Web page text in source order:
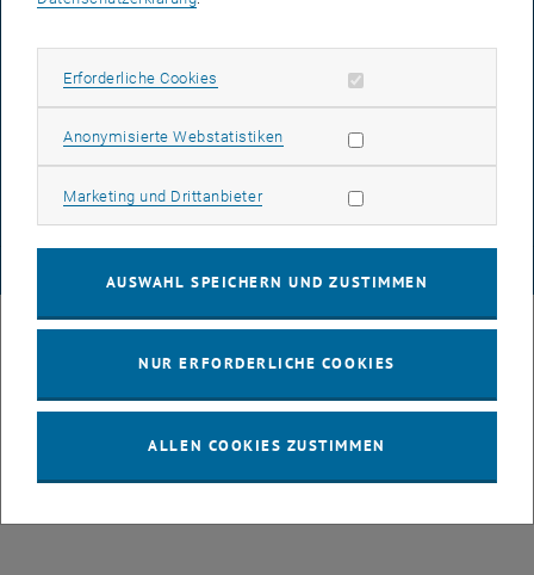
COOKIEEINSTELLUNGEN
Erforderliche Cookies Erforderliche Cookies zulassen
Anonymisierte WebstatistikenStatistik Cookies zulassen
Marketing und DrittanbieterMarketing Cookies zulassen
AUSWAHL SPEICHERN UND ZUSTIMMEN
NUR ERFORDERLICHE COOKIES
ALLEN COOKIES ZUSTIMMEN